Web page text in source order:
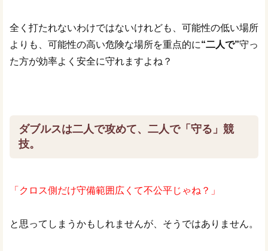
全く打たれないわけではないけれども、可能性の低い場所
よりも、可能性の高い危険な場所を重点的に“二人で”守っ
た方が効率よく安全に守れますよね？
ダブルスは二人で攻めて、二人で「守る」競
技。
「クロス側だけ守備範囲広くて不公平じゃね？」
と思ってしまうかもしれませんが、そうではありません。